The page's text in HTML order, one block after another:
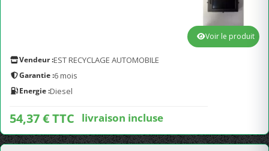
Vendeur :EST RECYCLAGE AUTOMOBILE
Garantie :6 mois
Energie :Diesel
54,37 € TTC livraison incluse
Voir le produit